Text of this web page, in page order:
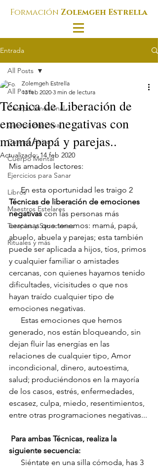
Formación Zolemgeh Estrella
Entrada
All Posts
Cuerpo Emocional
Cuerpo Espiritual
Cuerpo Físico
Cuerpo Mental
Ejercicios para Sanar
Libros
Maestros Estelares
Terapias y Sanaciones
Rituales y más
All Posts
Técnica de Liberación de
emociones negativas con
mamá/papá y parejas..
Zolemgeh Estrella
13 feb 2020 3 min de lectura
Actualizado:14 feb 2020
Mis amados lectores:
      En esta oportunidad les traigo 2
Técnicas de liberación de emociones
negativas con las personas más
cercanas que tenemos: mamá, papá,
abuelo, abuela y parejas; esta también
puede ser aplicada a hijos, tíos, primos
y cualquier familiar o amistades
cercanas, con quienes hayamos tenido
dificultades, vicisitudes o que nos
hayan traído cualquier tipo de
emociones negativas.
generado, nos están bloqueando, sin
dejan fluir las energías en las
relaciones de cualquier tipo, Amor
incondicional, dinero, autoestima,
salud; produciéndonos en la mayoría
de los casos, estrés, enfermedades,
escasez, culpa, miedo, resentimientos,
entre otras programaciones negativas...
Para ambas Técnicas, realiza la
siguiente secuencia: